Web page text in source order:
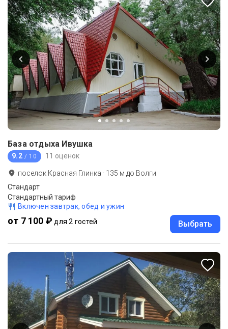
База отдыха Ивушка
9.2 / 10 11 оценок
поселок Красная Глинка · 135 м до Волги
Стандарт
Стандартный тариф
Включен завтрак, обед и ужин
от 7 100 ₽ для 2 гостей Выбрать